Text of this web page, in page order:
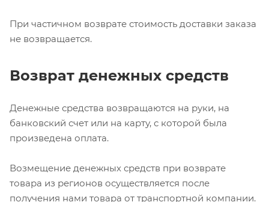
При частичном возврате стоимость доставки заказа
не возвращается.
Возврат денежных средств
Денежные средства возвращаются на руки, на
банковский счет или на карту, с которой была
произведена оплата.
Возмещение денежных средств при возврате
товара из регионов осуществляется после
получения нами товара от транспортной компании.